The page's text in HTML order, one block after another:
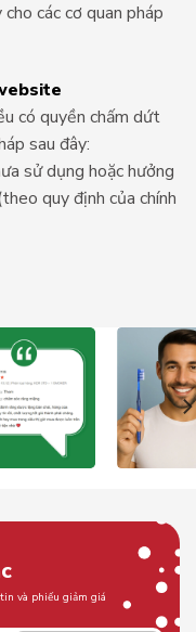
các cơ quan pháp
có quyền chấm dứt
sau đây:
sử dụng hoặc hưởng
quy định của chính
và phiếu giảm giá